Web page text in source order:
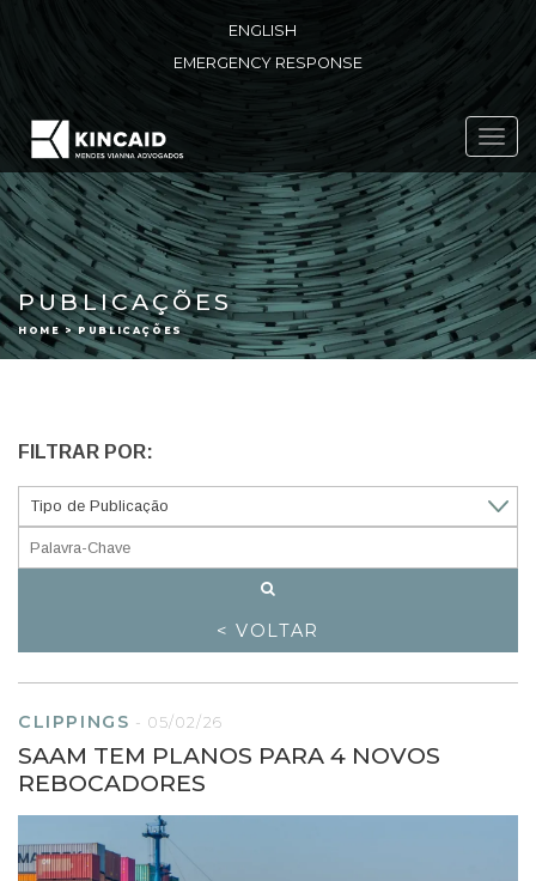
ENGLISH
EMERGENCY RESPONSE
PUBLICAÇÕES
HOME > PUBLICAÇÕES
FILTRAR POR:
< VOLTAR
CLIPPINGS -05/02/26
SAAM TEM PLANOS PARA 4 NOVOS
REBOCADORES